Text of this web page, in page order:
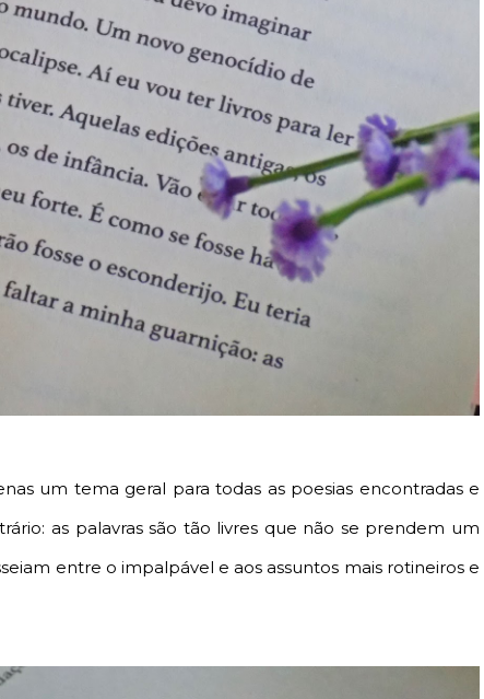
um tema geral para todas as poesias encontradas e
as palavras são tão livres que não se prendem um
entre o impalpável e aos assuntos mais rotineiros e